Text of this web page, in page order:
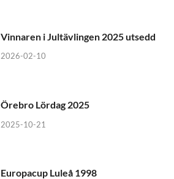
Vinnaren i Jultävlingen 2025 utsedd
2026-02-10
Örebro Lördag 2025
2025-10-21
Europacup Luleå 1998